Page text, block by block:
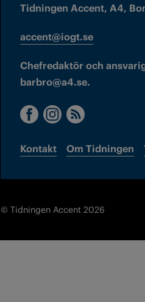
Tidningen Accent, A4,
accent@iogt.se
Chefredaktör och
barbro@a4.se.
Kontakt Om Tidningen
© Tidningen Accent 2026